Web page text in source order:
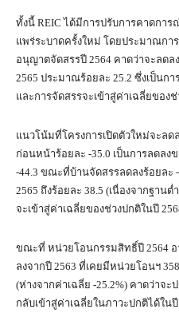
ทั้งนี้ REIC ได้มีการปรับการคาดกา
แพร่ระบาดครั้งใหม่ โดยประมาณกา
อนุญาตจัดสรรปี 2564 คาดว่าจะลดล
2565 ประมาณร้อยละ 25.2 ซึ่งเป็นก
และการจัดสรรจะเข้าสู่ค่าเฉลี่ยของช่
แนวโน้มที่โครงการเปิดตัวใหม่จะลด
ก่อนหน้าร้อยละ -35.0 เป็นการลดลง
-44.3 ขณะที่บ้านจัดสรรลดลงร้อยละ
2565 ถึงร้อยละ 38.5 (เนื่องจากฐาน
จะเข้าสู่ค่าเฉลี่ยของช่วงปกติในปี
ขณะที่ หน่วยโอนกรรมสิทธิ์ปี 2564 อ
ลงจากปี 2563 ที่เคยมีหน่วยโอนฯ
(ห่างจากค่าเฉลี่ย -25.2%) คาดว่าจ
กลับเข้าสู่ค่าเฉลี่ยในภาวะปกติได้ในปี